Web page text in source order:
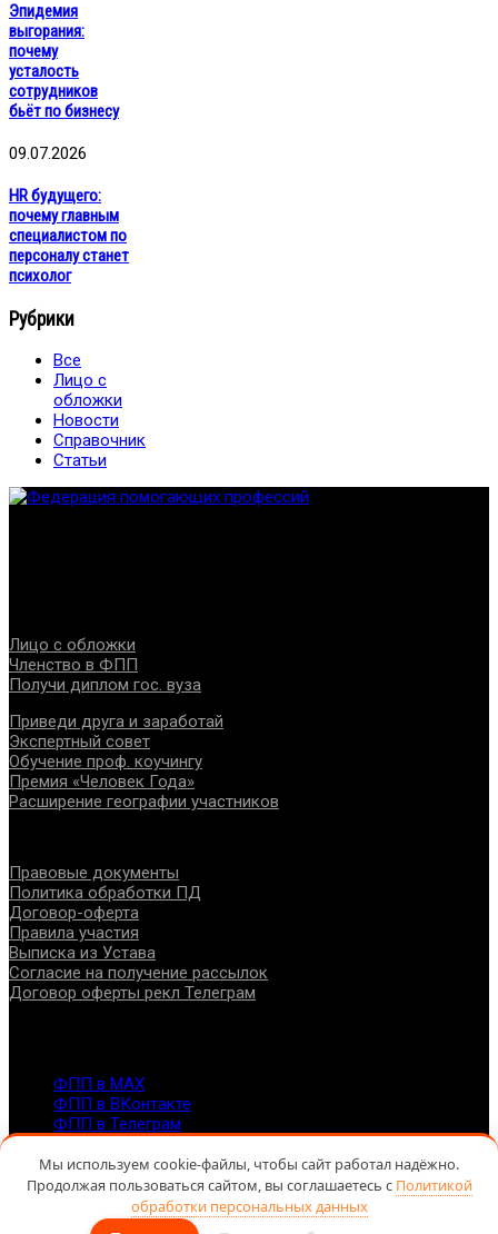
Эпидемия
выгорания:
почему
усталость
сотрудников
бьёт по бизнесу
09.07.2026
HR будущего:
почему главным
специалистом по
персоналу станет
психолог
Рубрики
Все
Лицо с
обложки
Новости
Справочник
Статьи
Лицо с обложки
Членство в ФПП
Получи диплом гос. вуза
Приведи друга и заработай
Экспертный совет
Обучение проф. коучингу
Премия «Человек Года»
Расширение географии участников
Правовые документы
Политика обработки ПД
Договор-оферта
Правила участия
Выписка из Устава
Согласие на получение рассылок
Договор оферты рекл Телеграм
ФПП в МАХ
ФПП в ВКонтакте
ФПП в Телеграм
7-495-127-10-45
@ Федерация помогающих профессий, 2026
Мы используем cookie-файлы, чтобы сайт работал надёжно.
Продолжая пользоваться сайтом, вы соглашаетесь с Политикой
обработки персональных данных